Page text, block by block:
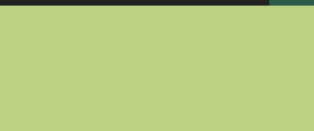
Wundervolle Beratung, habe mich sehr wohl